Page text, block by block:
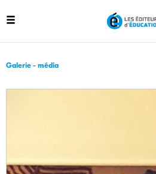
Galerie - média
Site officiel du Festival du Livre
informé de l'actualité de la